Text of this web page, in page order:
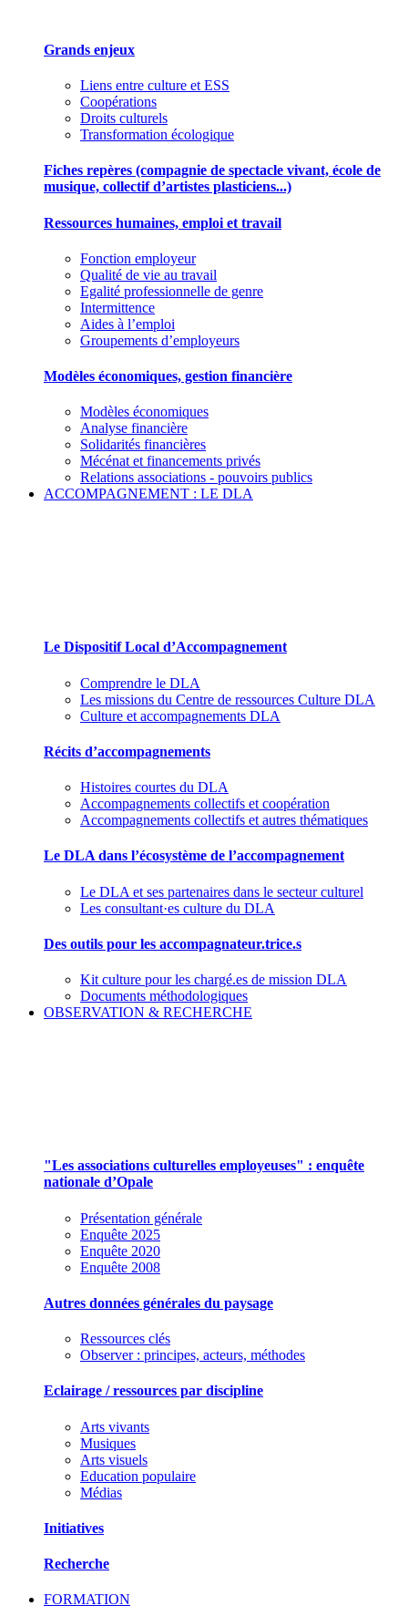
Grands enjeux
Liens entre culture et ESS
Coopérations
Droits culturels
Transformation écologique
Fiches repères (compagnie de spectacle vivant, école de
musique, collectif d’artistes plasticiens...)
Ressources humaines, emploi et travail
Fonction employeur
Qualité de vie au travail
Egalité professionnelle de genre
Intermittence
Aides à l’emploi
Groupements d’employeurs
Modèles économiques, gestion financière
Modèles économiques
Analyse financière
Solidarités financières
Mécénat et financements privés
Relations associations - pouvoirs publics
ACCOMPAGNEMENT : LE DLA
Le Dispositif Local d’Accompagnement
Comprendre le DLA
Les missions du Centre de ressources Culture DLA
Culture et accompagnements DLA
Récits d’accompagnements
Histoires courtes du DLA
Accompagnements collectifs et coopération
Accompagnements collectifs et autres thématiques
Le DLA dans l’écosystème de l’accompagnement
Le DLA et ses partenaires dans le secteur culturel
Les consultant·es culture du DLA
Des outils pour les accompagnateur.trice.s
Kit culture pour les chargé.es de mission DLA
Documents méthodologiques
OBSERVATION & RECHERCHE
"Les associations culturelles employeuses" : enquête
nationale d’Opale
Présentation générale
Enquête 2025
Enquête 2020
Enquête 2008
Autres données générales du paysage
Ressources clés
Observer : principes, acteurs, méthodes
Eclairage / ressources par discipline
Arts vivants
Musiques
Arts visuels
Education populaire
Médias
Initiatives
Recherche
FORMATION